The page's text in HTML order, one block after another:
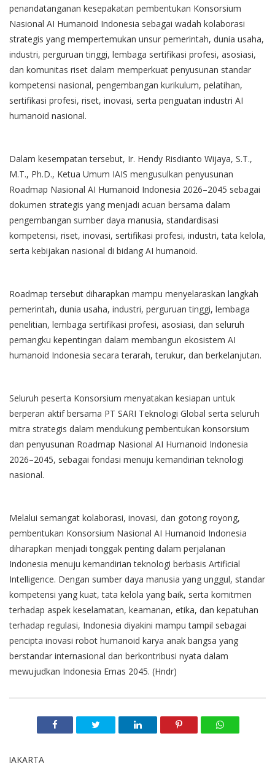
penandatanganan kesepakatan pembentukan Konsorsium
Nasional AI Humanoid Indonesia sebagai wadah kolaborasi
strategis yang mempertemukan unsur pemerintah, dunia usaha,
industri, perguruan tinggi, lembaga sertifikasi profesi, asosiasi,
dan komunitas riset dalam memperkuat penyusunan standar
kompetensi nasional, pengembangan kurikulum, pelatihan,
sertifikasi profesi, riset, inovasi, serta penguatan industri AI
humanoid nasional.
Dalam kesempatan tersebut, Ir. Hendy Risdianto Wijaya, S.T.,
M.T., Ph.D., Ketua Umum IAIS mengusulkan penyusunan
Roadmap Nasional AI Humanoid Indonesia 2026–2045 sebagai
dokumen strategis yang menjadi acuan bersama dalam
pengembangan sumber daya manusia, standardisasi
kompetensi, riset, inovasi, sertifikasi profesi, industri, tata kelola,
serta kebijakan nasional di bidang AI humanoid.
Roadmap tersebut diharapkan mampu menyelaraskan langkah
pemerintah, dunia usaha, industri, perguruan tinggi, lembaga
penelitian, lembaga sertifikasi profesi, asosiasi, dan seluruh
pemangku kepentingan dalam membangun ekosistem AI
humanoid Indonesia secara terarah, terukur, dan berkelanjutan.
Seluruh peserta Konsorsium menyatakan kesiapan untuk
berperan aktif bersama PT SARI Teknologi Global serta seluruh
mitra strategis dalam mendukung pembentukan konsorsium
dan penyusunan Roadmap Nasional AI Humanoid Indonesia
2026–2045, sebagai fondasi menuju kemandirian teknologi
nasional.
Melalui semangat kolaborasi, inovasi, dan gotong royong,
pembentukan Konsorsium Nasional AI Humanoid Indonesia
diharapkan menjadi tonggak penting dalam perjalanan
Indonesia menuju kemandirian teknologi berbasis Artificial
Intelligence. Dengan sumber daya manusia yang unggul, standar
kompetensi yang kuat, tata kelola yang baik, serta komitmen
terhadap aspek keselamatan, keamanan, etika, dan kepatuhan
terhadap regulasi, Indonesia diyakini mampu tampil sebagai
pencipta inovasi robot humanoid karya anak bangsa yang
berstandar internasional dan berkontribusi nyata dalam
mewujudkan Indonesia Emas 2045. (Hndr)
JAKARTA